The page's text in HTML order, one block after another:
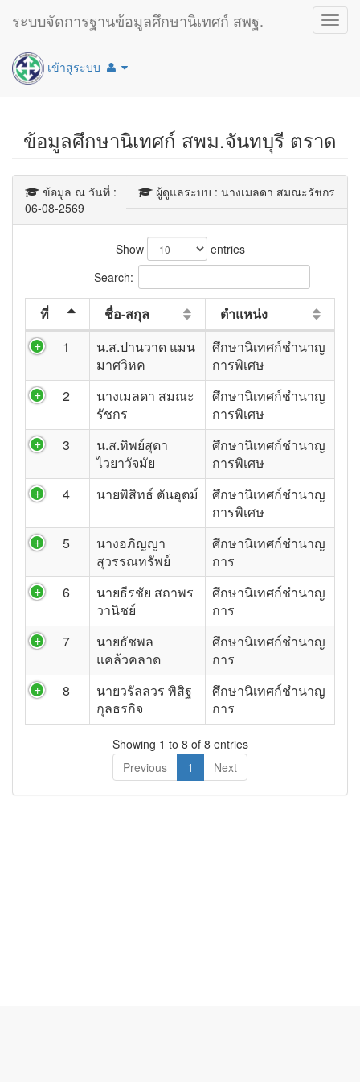
ระบบจัดการฐานข้อมูลศึกษานิเทศก์ สพฐ.
เข้าสู่ระบบ
ข้อมูลศึกษานิเทศก์ สพม.จันทบุรี ตราด
ผู้ดูแลระบบ : นางเมลดา สมณะรัชกร
ข้อมูล ณ วันที่ :
06-08-2569
Show
entries
Search:
ที่ ชื่อ-สกุล
ตำแหน่ง
1
น.ส.ปานวาด แมน
มาศวิหค
ศึกษานิเทศก์ชำนาญ
การพิเศษ
2
นางเมลดา สมณะ
รัชกร
ศึกษานิเทศก์ชำนาญ
การพิเศษ
3
น.ส.ทิพย์สุดา
ไวยาวัจมัย
ศึกษานิเทศก์ชำนาญ
การพิเศษ
4
นายพิสิทธ์ ตันอุตม์
ศึกษานิเทศก์ชำนาญ
การพิเศษ
5
นางอภิญญา
สุวรรณทรัพย์
ศึกษานิเทศก์ชำนาญ
การ
6
นายธีรชัย สถาพร
วานิชย์
ศึกษานิเทศก์ชำนาญ
การ
7
นายธัชพล
แคล้วคลาด
ศึกษานิเทศก์ชำนาญ
การ
8
นายวรัลลวร พิสิฐ
กุลธรกิจ
ศึกษานิเทศก์ชำนาญ
การ
Showing 1 to 8 of 8 entries
Previous
1 Next